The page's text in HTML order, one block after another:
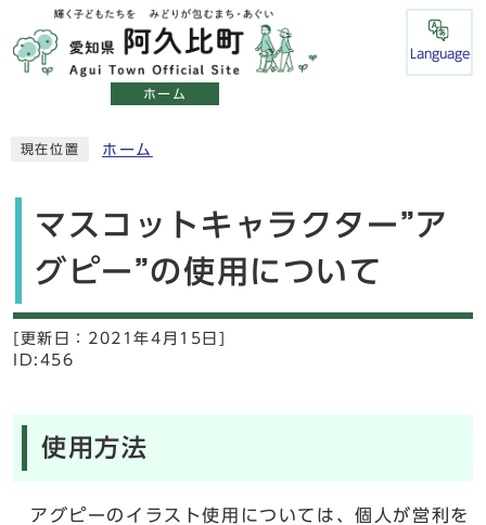
ホーム
Language
現在位置 ホーム
マスコットキャラクター”ア
グピー”の使用について
[更新日： 2021年4月15日]
ID:456
使用方法
アグピーのイラスト使用については、個人が営利を